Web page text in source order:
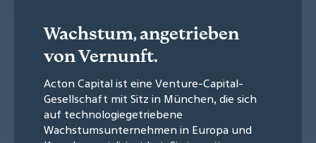
Wachstum, angetrieben
von Vernunft.
Acton Capital ist eine Venture-Capital-
Gesellschaft mit Sitz in München, die sich
auf technologiegetriebene
Wachstumsunternehmen in Europa und